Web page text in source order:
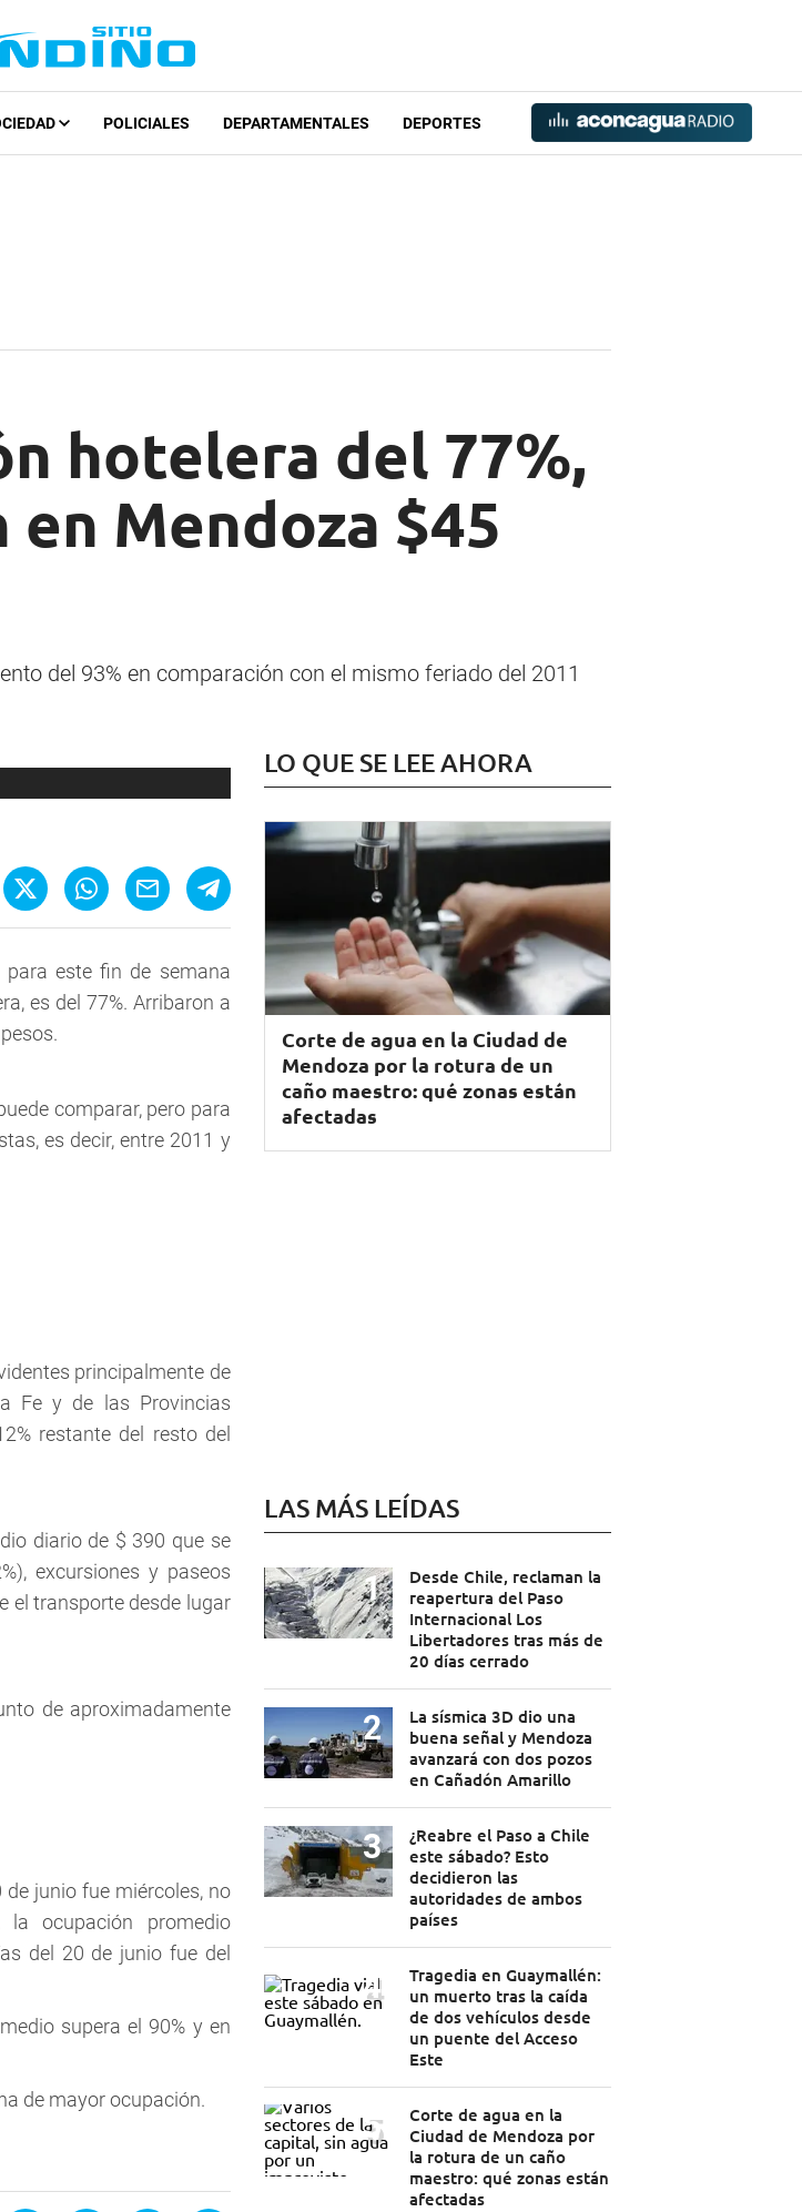
POLICIALES DEPARTAMENTALES DEPORTES
hotelera del 77%,
Mendoza $45
del 93% en comparación con el mismo feriado del 2011
este fin de semana
es del 77%. Arribaron a
comparar, pero para
es decir, entre 2011 y
principalmente de
Fe y de las Provincias
restante del resto del
diario de $ 390 que se
excursiones y paseos
el transporte desde lugar
de aproximadamente
de junio fue miércoles, no
ocupación promedio
del 20 de junio fue del
supera el 90% y en
de mayor ocupación.
LO QUE SE LEE AHORA
Corte de agua en la Ciudad de
Mendoza por la rotura de un
caño maestro: qué zonas están
afectadas
LAS MÁS LEÍDAS
Desde Chile, reclaman la
reapertura del Paso
Internacional Los
Libertadores tras más de
20 días cerrado
La sísmica 3D dio una
buena señal y Mendoza
avanzará con dos pozos
en Cañadón Amarillo
¿Reabre el Paso a Chile
este sábado? Esto
decidieron las
autoridades de ambos
países
Tragedia en Guaymallén:
un muerto tras la caída
de dos vehículos desde
un puente del Acceso
Este
Corte de agua en la
Ciudad de Mendoza por
la rotura de un caño
maestro: qué zonas están
afectadas